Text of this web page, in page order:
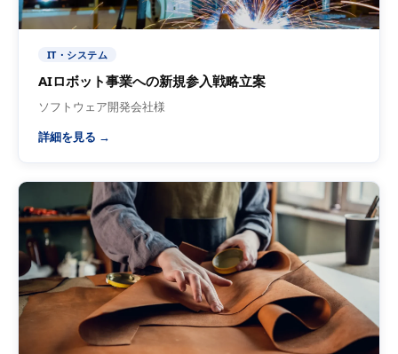
IT・システム
AIロボット事業への新規参入戦略立案
ソフトウェア開発会社様
詳細を見る →